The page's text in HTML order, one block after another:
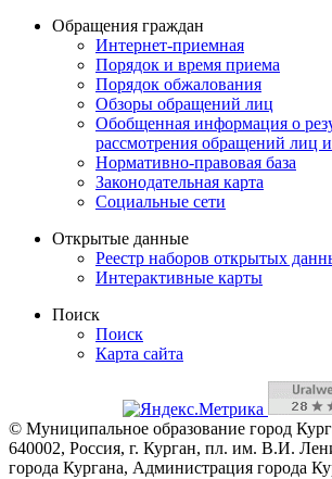
Обращения граждан
Интернет-приемная
Порядок и время приема
Порядок обжалования
Обзоры обращений лиц
Обобщенная информация о
рассмотрения обращений лиц
Нормативно-правовая база
Законодательная карта
Социальные сети
Открытые данные
Реестр наборов открытых
Интерактивные карты
Поиск
Поиск
Карта сайта
© Муниципальное образование город
640002, Россия, г. Курган, пл. им. В.И.
города Кургана, Администрация города